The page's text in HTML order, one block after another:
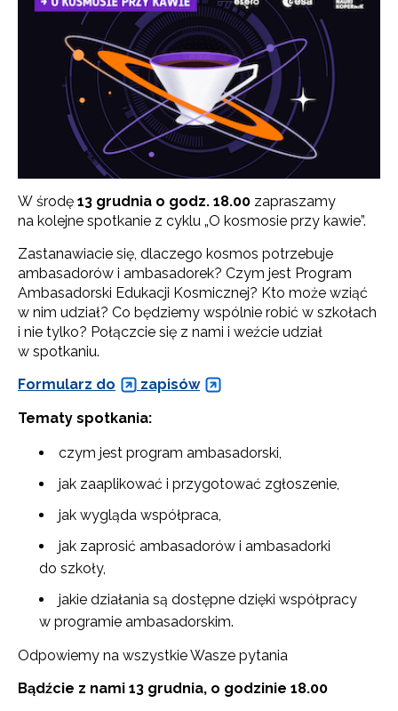
W środę 13 grudnia o godz. 18.00 zapraszamy
na kolejne spotkanie z cyklu „O kosmosie przy kawie”.
Zastanawiacie się, dlaczego kosmos potrzebuje
ambasadorów i ambasadorek? Czym jest Program
Ambasadorski Edukacji Kosmicznej? Kto może wziąć
w nim udział? Co będziemy wspólnie robić w szkołach
i nie tylko? Połączcie się z nami i weźcie udział
w spotkaniu.
Formularz do
zapisów
Tematy spotkania:
czym jest program ambasadorski,
jak zaaplikować i przygotować zgłoszenie,
jak wygląda współpraca,
jak zaprosić ambasadorów i ambasadorki
do szkoły,
jakie działania są dostępne dzięki współpracy
w programie ambasadorskim.
Odpowiemy na wszystkie Wasze pytania
Bądźcie z nami 13 grudnia, o godzinie 18.00